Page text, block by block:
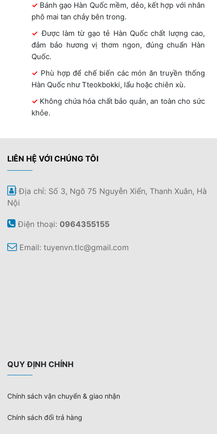
Bánh gạo Hàn Quốc mềm, dẻo, kết hợp với nhân
phô mai tan chảy bên trong.
Được làm từ gạo tẻ Hàn Quốc chất lượng cao,
đảm bảo hương vị thơm ngon, đúng chuẩn Hàn
Quốc.
Phù hợp để chế biến các món ăn truyền thống
Hàn Quốc như Tteokbokki, lẩu hoặc chiên xù.
Không chứa hóa chất bảo quản, an toàn cho sức
khỏe.
LIÊN HỆ VỚI CHÚNG TÔI
Địa chỉ: Số 3, Ngõ 75 Nguyễn Xiển, Thanh Xuân, Hà
Nội
Điện thoại: 0964355155
Email: tuyenvn.tlc@gmail.com
QUY ĐỊNH CHÍNH
Chính sách vận chuyển & giao nhận
Chính sách đổi trả hàng